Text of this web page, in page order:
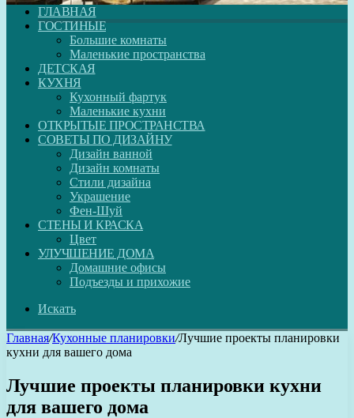
ГЛАВНАЯ
ГОСТИНЫЕ
Большие комнаты
Маленькие пространства
ДЕТСКАЯ
КУХНЯ
Кухонный фартук
Маленькие кухни
ОТКРЫТЫЕ ПРОСТРАНСТВА
СОВЕТЫ ПО ДИЗАЙНУ
Дизайн ванной
Дизайн комнаты
Стили дизайна
Украшение
Фен-Шуй
СТЕНЫ И КРАСКА
Цвет
УЛУЧШЕНИЕ ДОМА
Домашние офисы
Подъезды и прихожие
Искать
Главная/Кухонные планировки/Лучшие проекты планировки
кухни для вашего дома
Лучшие проекты планировки кухни
для вашего дома